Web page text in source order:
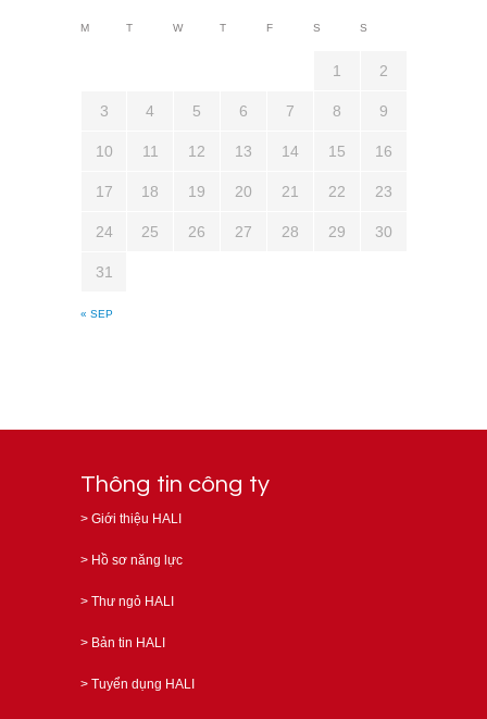
M T W T F S S
« SEP
1 2
3 4 5 6 7 8 9
10 11 12 13 14 15 16
17 18 19 20 21 22 23
24 25 26 27 28 29 30
31
Thông tin công ty
> Giới thiệu HALI
> Hồ sơ năng lực
> Thư ngỏ HALI
> Bản tin HALI
> Tuyển dụng HALI